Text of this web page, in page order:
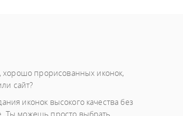
хорошо прорисованных иконок,
сайт?
иконок высокого качества без